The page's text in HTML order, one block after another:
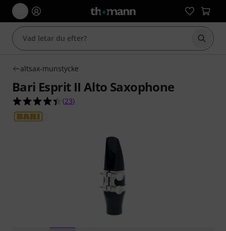
Börja
altsax-munstycke
Bari Esprit II Alto Saxophone
4.4 av 5 stjärnor från 23 kundbetyg
(23)